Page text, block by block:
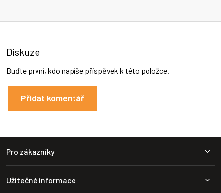
Diskuze
Buďte první, kdo napíše příspěvek k této položce.
Přidat komentář
Pro zákazníky
Užitečné informace